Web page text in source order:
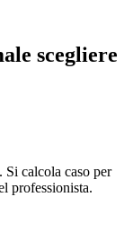
scegliere
calcola caso per
professionista.